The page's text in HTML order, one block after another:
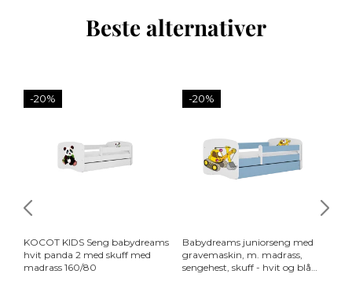
Beste alternativer
-20%
KOCOT KIDS Seng babydreams
hvit panda 2 med skuff med
madrass 160/80
-20%
Babydreams juniorseng med
gravemaskin, m. madrass,
sengehest, skuff - hvit og blå